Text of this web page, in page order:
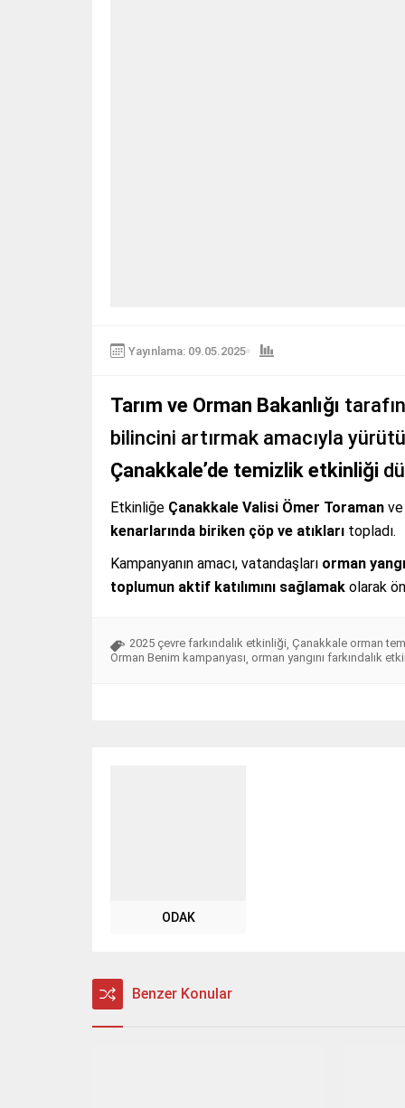
Yayınlama: 09.05.2025
Tarım ve Orman Bakanlığı
bilincini artırmak amacıyla
Çanakkale’de temizlik etkinliği
Etkinliğe Çanakkale Valisi Ömer Toraman ve
kenarlarında biriken çöp ve atıkları topladı.
Kampanyanın amacı, vatandaşları orman
toplumun aktif katılımını sağlamak olarak
2025 çevre farkındalık etkinliği, Çanakkale orman
Orman Benim kampanyası, orman yangını farkındalık
ODAK
Benzer Konular